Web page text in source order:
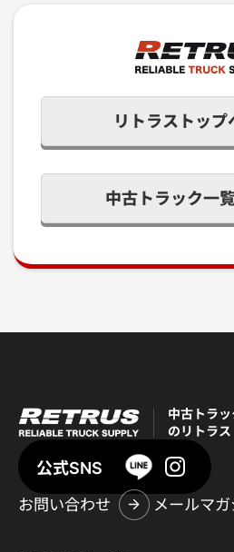
リトラストップ
中古トラック一
中古トラ
のリトラス
公式SNS
お問い合わせ
メールマガ